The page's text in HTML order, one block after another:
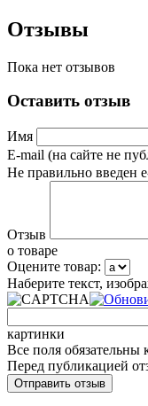
Отзывы
Пока нет отзывов
Оставить отзыв
Имя
E-mail (на сайте не
Не правильно введен
Отзыв
о товаре
Оцените товар:
Наберите текст,
картинки
Все поля обязательны
Перед публикацией